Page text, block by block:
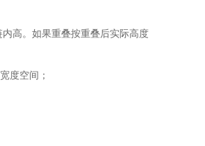
高。如果重叠按重叠后实际高度
度空间；